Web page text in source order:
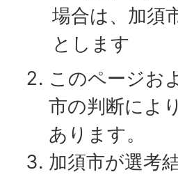
場合は、加須
とします
このページお
市の判断によ
あります。
加須市が選考